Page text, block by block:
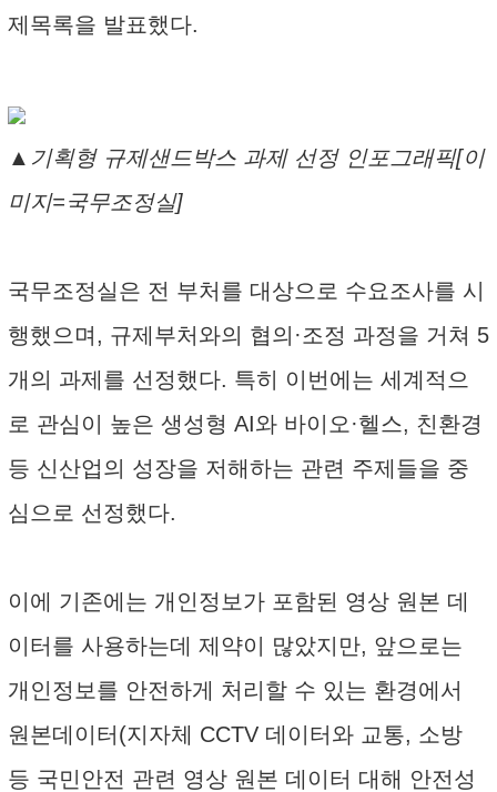
제목록을 발표했다.
▲기획형 규제샌드박스 과제 선정 인포그래픽[이
미지=국무조정실]
국무조정실은 전 부처를 대상으로 수요조사를 시
행했으며, 규제부처와의 협의·조정 과정을 거쳐 5
개의 과제를 선정했다. 특히 이번에는 세계적으
로 관심이 높은 생성형 AI와 바이오·헬스, 친환경
등 신산업의 성장을 저해하는 관련 주제들을 중
심으로 선정했다.
이에 기존에는 개인정보가 포함된 영상 원본 데
이터를 사용하는데 제약이 많았지만, 앞으로는
개인정보를 안전하게 처리할 수 있는 환경에서
원본데이터(지자체 CCTV 데이터와 교통, 소방
등 국민안전 관련 영상 원본 데이터 대해 안전성